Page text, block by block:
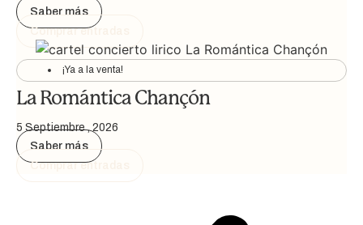
Saber más
Comprar entradas
¡Ya a la venta!
La Romántica Chançón
5 Septiembre , 2026
Saber más
Comprar entradas